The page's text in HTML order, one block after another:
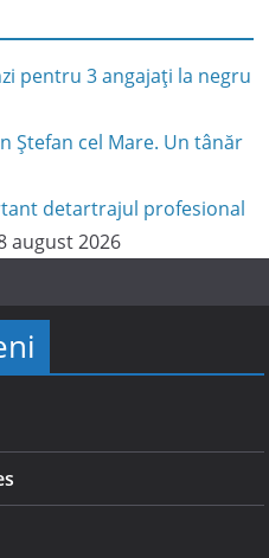
pentru 3 angajați la negru
Ștefan cel Mare. Un tânăr
detartrajul profesional
august 2026